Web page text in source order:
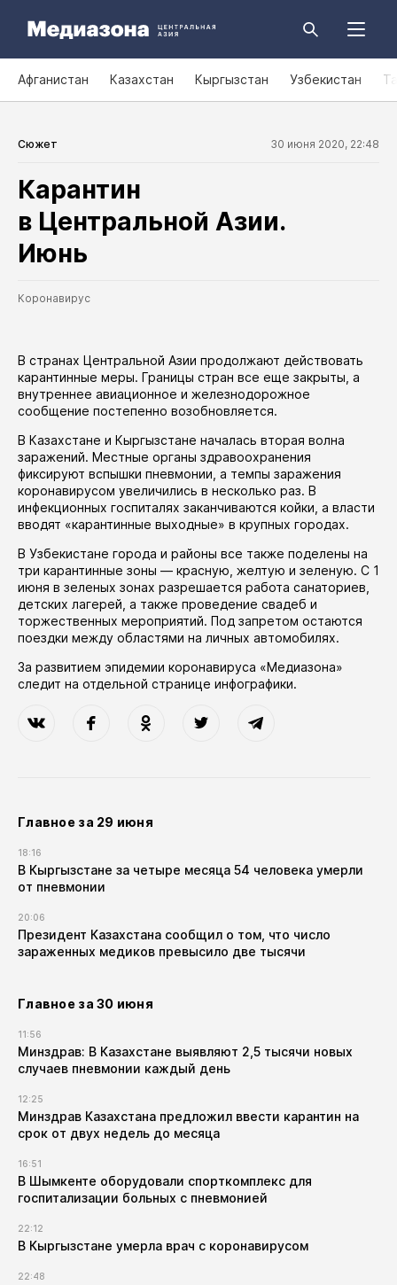
Афганистан Казахстан Кыргызстан Узбекистан
Сюжет 30 июня 2020, 22:48
Карантин
в Центральной Азии.
Июнь
Коронавирус
В странах Центральной Азии продолжают действовать
карантинные меры. Границы стран все еще закрыты, а
внутреннее авиационное и железнодорожное
сообщение постепенно возобновляется.
В Казахстане и Кыргызстане началась вторая волна
заражений. Местные органы здравоохранения
фиксируют вспышки пневмонии, а темпы заражения
коронавирусом увеличились в несколько раз. В
инфекционных госпиталях заканчиваются койки, а власти
вводят «карантинные выходные» в крупных городах.
В Узбекистане города и районы все также поделены на
три карантинные зоны — красную, желтую и зеленую. С 1
июня в зеленых зонах разрешается работа санаториев,
детских лагерей, а также проведение свадеб и
торжественных мероприятий. Под запретом остаются
поездки между областями на личных автомобилях.
За развитием эпидемии коронавируса «Медиазона»
следит на отдельной странице инфографики.
Главное за 29 июня
18:16
В Кыргызстане за четыре месяца 54 человека умерли
от пневмонии
20:06
Президент Казахстана сообщил о том, что число
зараженных медиков превысило две тысячи
Главное за 30 июня
11:56
Минздрав: В Казахстане выявляют 2,5 тысячи новых
случаев пневмонии каждый день
12:25
Минздрав Казахстана предложил ввести карантин на
срок от двух недель до месяца
16:51
В Шымкенте оборудовали спорткомплекс для
госпитализации больных с пневмонией
22:12
В Кыргызстане умерла врач с коронавирусом
22:48